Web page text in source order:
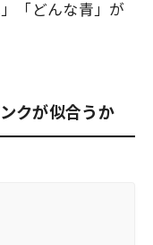
「どんな青」が
クが似合うか